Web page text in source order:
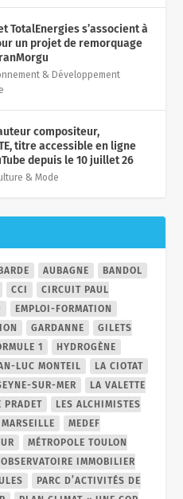
TotalEnergies s’associent à
un projet de remorquage
& Développement
compositeur,
titre accessible en ligne
depuis le 10 juillet 26
& Mode
AUBAGNE
BANDOL
CCI
CIRCUIT PAUL
EMPLOI-FORMATION
GARDANNE
GILETS
1
HYDROGÈNE
LUC MONTEIL
LA CIOTAT
SUR-MER
LA VALETTE
PRADET
LES ALCHIMISTES
MARSEILLE
MEDEF
MÉTROPOLE TOULON
OBSERVATOIRE IMMOBILIER
PARC D’ACTIVITÉS DE